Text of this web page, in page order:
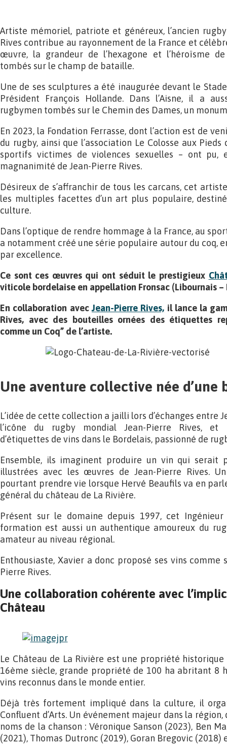
Artiste mémoriel, patriote et généreux, l’ancien
Rives contribue au rayonnement de la France et
œuvre, la grandeur de l’hexagone et l’héroïsme
tombés sur le champ de bataille.
Une de ses sculptures a été inaugurée devant le
Président François Hollande. Dans l’Aisne, il a
rugbymen tombés sur le Chemin des Dames, un
En 2023, la Fondation Ferrasse, dont l’action est de
du rugby, ainsi que l’association Le Colosse aux Pieds
sportifs victimes de violences sexuelles – ont pu,
magnanimité de Jean-Pierre Rives.
Désireux de s’affranchir de tous les carcans, cet
les multiples facettes d’un art plus populaire,
culture.
Dans l’optique de rendre hommage à la France, au
a notamment créé une série populaire autour du coq,
par excellence.
Ce sont ces œuvres qui ont séduit le prestigieux
viticole bordelaise en appellation Fronsac (Libournais –
En collaboration avecJean-Pierre Rives, il lance la
Rives, avec des bouteilles ornées des étiquettes
comme un Coq” de l’artiste.
Une aventure collective née d’une
L’idée de cette collection a jailli lors d’échanges entre
l’icône du rugby mondial Jean-Pierre Rives, et
d’étiquettes de vins dans le Bordelais, passionné de
Ensemble, ils imaginent produire un vin qui serait
illustrées avec les œuvres de Jean-Pierre Rives.
pourtant prendre vie lorsque Hervé Beaufils va en
général du château de La Rivière.
Présent sur le domaine depuis 1997, cet
formation est aussi un authentique amoureux du
amateur au niveau régional.
Enthousiaste, Xavier a donc proposé ses vins
Pierre Rives.
Une collaboration cohérente avec
Château
Le Château de La Rivière est une propriété
16ème siècle, grande propriété de 100 ha abritant 8
vins reconnus dans le monde entier.
Déjà très fortement impliqué dans la culture, il
Confluent d’Arts. Un événement majeur dans la
noms de la chanson : Véronique Sanson (2023), Ben
(2021), Thomas Dutronc (2019), Goran Bregovic (2018)